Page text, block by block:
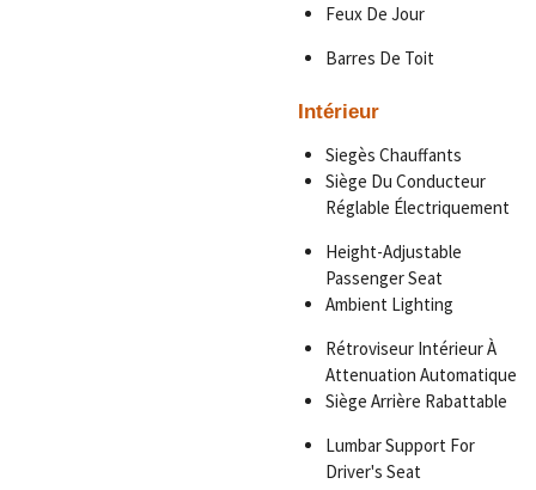
Feux De Jour
Barres De Toit
Intérieur
Siegès Chauffants
Siège Du Conducteur
Réglable Électriquement
Height-Adjustable
Passenger Seat
Ambient Lighting
Rétroviseur Intérieur À
Attenuation Automatique
Siège Arrière Rabattable
Lumbar Support For
Driver's Seat